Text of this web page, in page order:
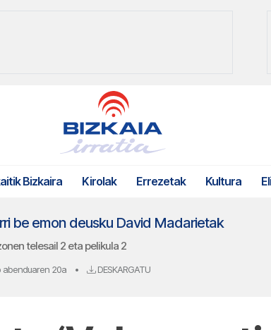
Bizkaira Kirolak Errezetak Kultura
be emon deusku David Madarietak
telesail 2 eta pelikula 2
abenduaren 20a • DESKARGATU